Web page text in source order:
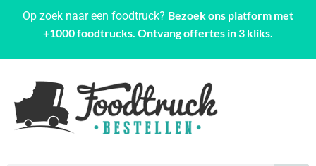
Op zoek naar een foodtruck? Bezoek ons platform met
+1000 foodtrucks. Ontvang offertes in 3 kliks.